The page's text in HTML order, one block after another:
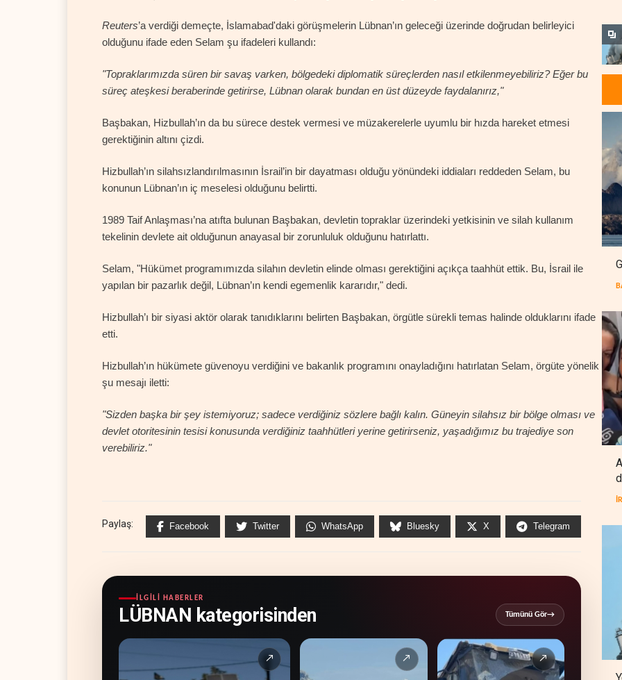
Reuters’a verdiği demeçte, İslamabad'daki görüşmelerin Lübnan’ın geleceği üzerinde doğrudan belirleyici
olduğunu ifade eden Selam şu ifadeleri kullandı:
"Topraklarımızda süren bir savaş varken, bölgedeki diplomatik süreçlerden nasıl etkilenmeyebiliriz? Eğer bu
süreç ateşkesi beraberinde getirirse, Lübnan olarak bundan en üst düzeyde faydalanırız,"
Başbakan, Hizbullah’ın da bu sürece destek vermesi ve müzakerelerle uyumlu bir hızda hareket etmesi
gerektiğinin altını çizdi.
Hizbullah’ın silahsızlandırılmasının İsrail’in bir dayatması olduğu yönündeki iddiaları reddeden Selam, bu
konunun Lübnan’ın iç meselesi olduğunu belirtti.
1989 Taif Anlaşması’na atıfta bulunan Başbakan, devletin topraklar üzerindeki yetkisinin ve silah kullanım
tekelinin devlete ait olduğunun anayasal bir zorunluluk olduğunu hatırlattı.
Selam, "Hükümet programımızda silahın devletin elinde olması gerektiğini açıkça taahhüt ettik. Bu, İsrail ile
yapılan bir pazarlık değil, Lübnan’ın kendi egemenlik kararıdır," dedi.
Hizbullah’ı bir siyasi aktör olarak tanıdıklarını belirten Başbakan, örgütle sürekli temas halinde olduklarını ifade
etti.
Hizbullah’ın hükümete güvenoyu verdiğini ve bakanlık programını onayladığını hatırlatan Selam, örgüte yönelik
şu mesajı iletti:
"Sizden başka bir şey istemiyoruz; sadece verdiğiniz sözlere bağlı kalın. Güneyin silahsız bir bölge olması ve
devlet otoritesinin tesisi konusunda verdiğiniz taahhütleri yerine getirirseniz, yaşadığımız bu trajediye son
verebiliriz."
Paylaş: Facebook Twitter WhatsApp Bluesky X Telegram
İLGILI HABERLER
LÜBNAN kategorisinden Tümünü Gör→
↗ ↗ ↗